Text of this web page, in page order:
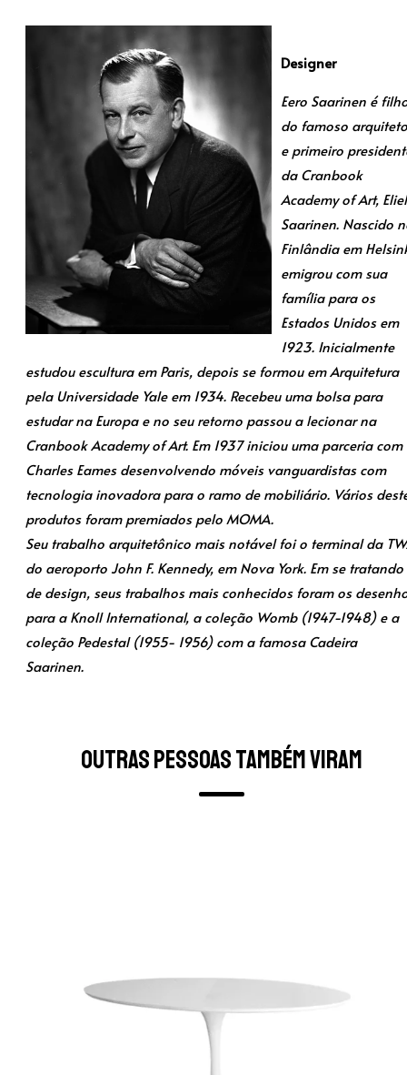
Designer
Eero Saarinen é
do famoso arquiteto
e primeiro
da Cranbook
Academy of Art, Eliel
Saarinen. Nascido
Finlândia em
emigrou com sua
família para os
Estados Unidos em
1923. Inicialmente
estudou escultura em Paris, depois se formou em Arquitetura
pela Universidade Yale em 1934. Recebeu uma bolsa para
estudar na Europa e no seu retorno passou a lecionar na
Cranbook Academy of Art. Em 1937 iniciou uma parceria com
Charles Eames desenvolvendo móveis vanguardistas com
tecnologia inovadora para o ramo de mobiliário. Vários
produtos foram premiados pelo MOMA.
Seu trabalho arquitetônico mais notável foi o terminal da
do aeroporto John F. Kennedy, em Nova York. Em se tratando
de design, seus trabalhos mais conhecidos foram os
para a Knoll International, a coleção Womb (1947-1948) e a
coleção Pedestal (1955- 1956) com a famosa Cadeira
Saarinen.
Outras pessoas também viram